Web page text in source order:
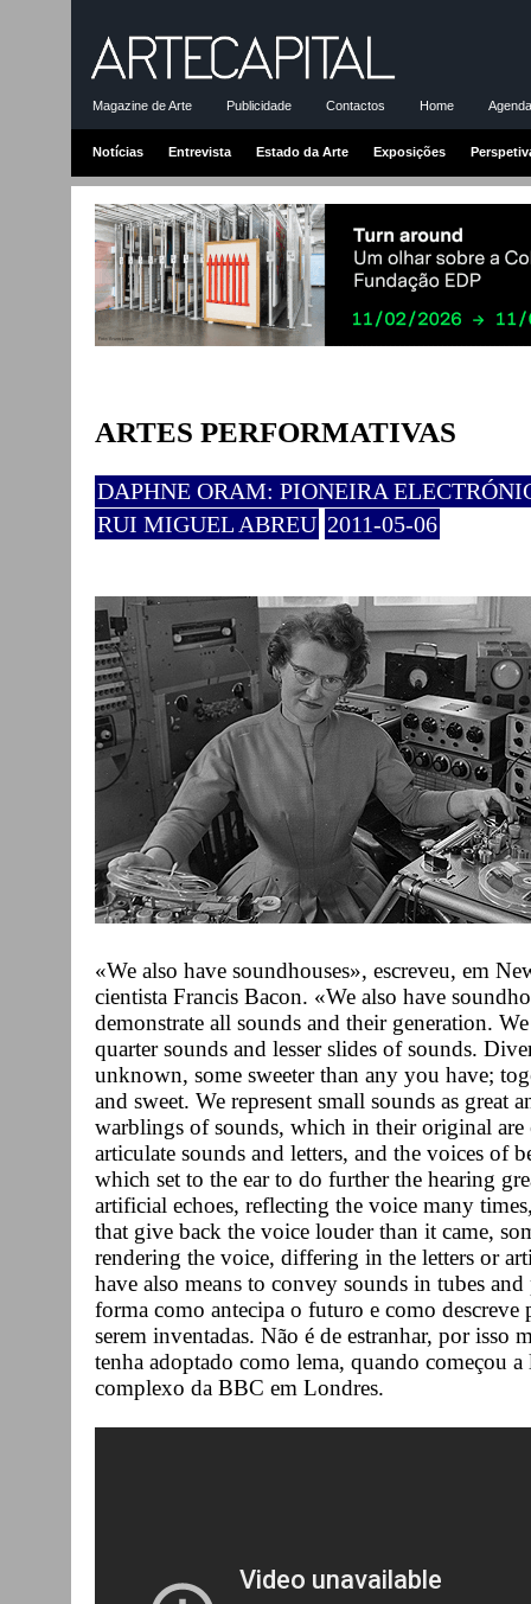
Magazine de Arte Publicidade Contactos Home
Notícias Entrevista Estado da Arte Exposições
ARTES PERFORMATIVAS
DAPHNE ORAM: PIONEIRA
RUI MIGUEL ABREU 2011-05-06
«We also have soundhouses», escreveu, em
cientista Francis Bacon. «We also have
demonstrate all sounds and their generation.
quarter sounds and lesser slides of sounds.
unknown, some sweeter than any you have;
and sweet. We represent small sounds as great
warblings of sounds, which in their original are
articulate sounds and letters, and the voices of
which set to the ear to do further the hearing
artificial echoes, reflecting the voice many
that give back the voice louder than it came,
rendering the voice, differing in the letters or
have also means to convey sounds in tubes
forma como antecipa o futuro e como descreve
serem inventadas. Não é de estranhar, por
tenha adoptado como lema, quando começou
complexo da BBC em Londres.